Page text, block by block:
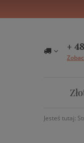
+
Jesteś tutaj: